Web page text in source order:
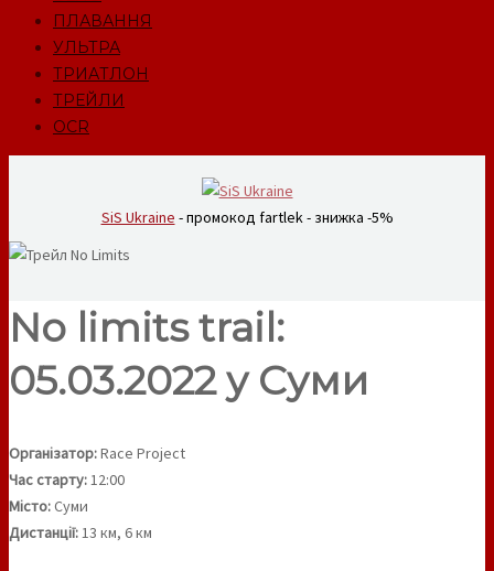
ПЛАВАННЯ
УЛЬТРА
ТРИАТЛОН
ТРЕЙЛИ
OCR
SiS Ukraine - промокод fartlek - знижка -5%
No limits trail:
05.03.2022 у Суми
Організатор:Race Project
Час старту:12:00
Місто:Суми
Дистанції:13 км, 6 км